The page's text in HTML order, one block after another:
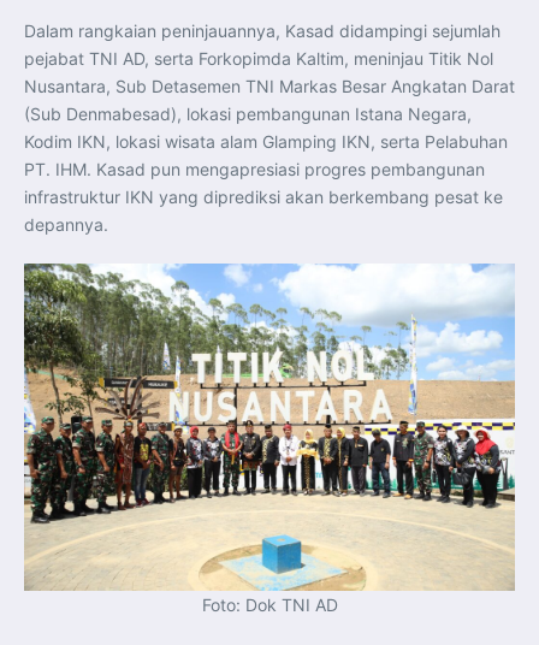
Stabilitas dan Dukung Pertumbuhan Ekonomi
Kepala BGN Sudaryono Tegaskan Komitmen Perkuat
Transparansi dan Akuntabilitas Program Makan Bergizi
Gratis
Presiden Prabowo Resmi Lantik Sudaryono sebagai
Kepala Badan Gizi Nasional
Presiden Prabowo Lantik Sudaryono sebagai Kepala
Badan Gizi Nasional
Presiden Prabowo Tekankan Integritas dan Loyalitas
sebagai Pedoman Utama Perwira TNI-Polri
Presiden Prabowo Lantik 1.177 Perwira Remaja TNI-Polri
Penerbang T-50i Golden Eagle TNI AU Ikuti Latihan
DBFM dalam Pitch Black 2026 di Australia
Dalam rangkaian peninjauannya, Kasad didampingi sejumlah
pejabat TNI AD, serta Forkopimda Kaltim, meninjau Titik Nol
Nusantara, Sub Detasemen TNI Markas Besar Angkatan Darat
(Sub Denmabesad), lokasi pembangunan Istana Negara,
Kodim IKN, lokasi wisata alam Glamping IKN, serta Pelabuhan
PT. IHM. Kasad pun mengapresiasi progres pembangunan
infrastruktur IKN yang diprediksi akan berkembang pesat ke
depannya.
Foto: Dok TNI AD